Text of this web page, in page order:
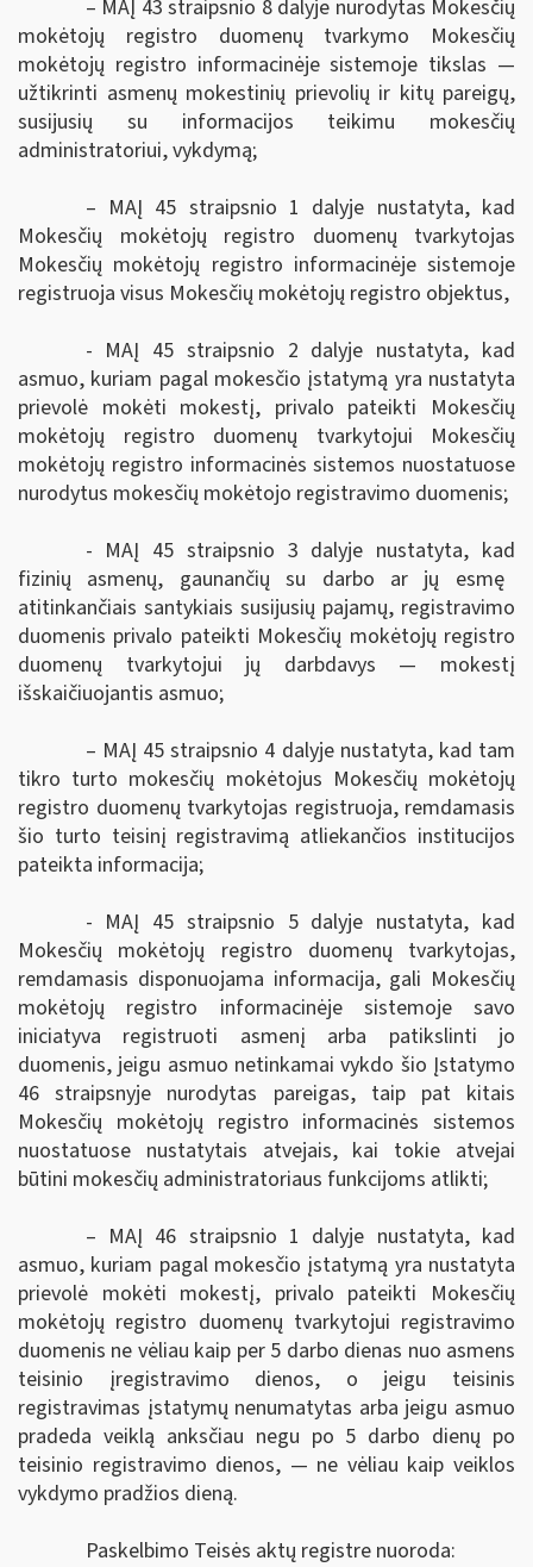
– MAĮ 43 straipsnio 8 dalyje nurodytas Mokesčių
mokėtojų registro duomenų tvarkymo Mokesčių
mokėtojų registro informacinėje sistemoje tikslas —
užtikrinti asmenų mokestinių prievolių ir kitų pareigų,
susijusių su informacijos teikimu mokesčių
administratoriui, vykdymą;
– MAĮ 45 straipsnio 1 dalyje nustatyta, kad
Mokesčių mokėtojų registro duomenų tvarkytojas
Mokesčių mokėtojų registro informacinėje sistemoje
registruoja visus Mokesčių mokėtojų registro objektus,
- MAĮ 45 straipsnio 2 dalyje nustatyta, kad
asmuo, kuriam pagal mokesčio įstatymą yra nustatyta
prievolė mokėti mokestį, privalo pateikti Mokesčių
mokėtojų registro duomenų tvarkytojui Mokesčių
mokėtojų registro informacinės sistemos nuostatuose
nurodytus mokesčių mokėtojo registravimo duomenis;
- MAĮ 45 straipsnio 3 dalyje nustatyta, kad
fizinių asmenų, gaunančių su darbo ar jų esmę
atitinkančiais santykiais susijusių pajamų, registravimo
duomenis privalo pateikti Mokesčių mokėtojų registro
duomenų tvarkytojui jų darbdavys — mokestį
išskaičiuojantis asmuo;
– MAĮ 45 straipsnio 4 dalyjenustatyta, kad tam
tikro turto mokesčių mokėtojus Mokesčių mokėtojų
registro duomenų tvarkytojas registruoja, remdamasis
šio turto teisinį registravimą atliekančios institucijos
pateikta informacija;
- MAĮ 45 straipsnio 5 dalyje nustatyta, kad
Mokesčių mokėtojų registro duomenų tvarkytojas,
remdamasis disponuojama informacija, gali Mokesčių
mokėtojų registro informacinėje sistemoje savo
iniciatyva registruoti asmenį arba patikslinti jo
duomenis, jeigu asmuo netinkamai vykdo šio Įstatymo
46 straipsnyje nurodytas pareigas, taip pat kitais
Mokesčių mokėtojų registro informacinės sistemos
nuostatuose nustatytais atvejais, kai tokie atvejai
būtini mokesčių administratoriaus funkcijoms atlikti;
– MAĮ 46 straipsnio 1 dalyje nustatyta, kad
asmuo, kuriam pagal mokesčio įstatymą yra nustatyta
prievolė mokėti mokestį, privalo pateikti Mokesčių
mokėtojų registro duomenų tvarkytojui registravimo
duomenis ne vėliau kaip per 5 darbo dienas nuo asmens
teisinio įregistravimo dienos, o jeigu teisinis
registravimas įstatymų nenumatytas arba jeigu asmuo
pradeda veiklą anksčiau negu po 5 darbo dienų po
teisinio registravimo dienos, — ne vėliau kaip veiklos
vykdymo pradžios dieną.
Paskelbimo Teisės aktų registre nuoroda: